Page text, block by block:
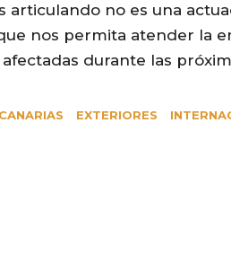
articulando no es una
nos permita atender la
durante las
CANARIAS EXTERIORES